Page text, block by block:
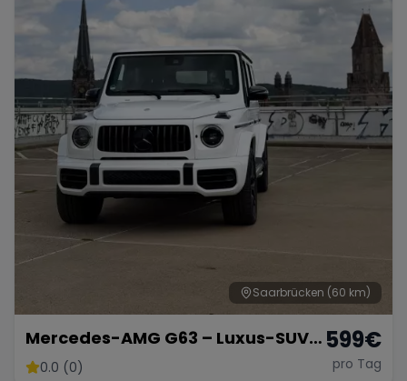
Saarbrücken (60 km)
Mercedes-AMG G63 – Luxus-SUV
in Weiß Matt
0.0 (0)
599€
pro Tag